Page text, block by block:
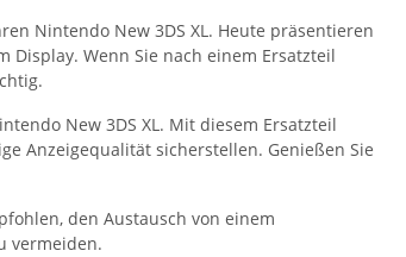
Nintendo New 3DS XL. Heute präsentieren
Display. Wenn Sie nach einem Ersatzteil
New 3DS XL. Mit diesem Ersatzteil
Anzeigequalität sicherstellen. Genießen Sie
den Austausch von einem
vermeiden.